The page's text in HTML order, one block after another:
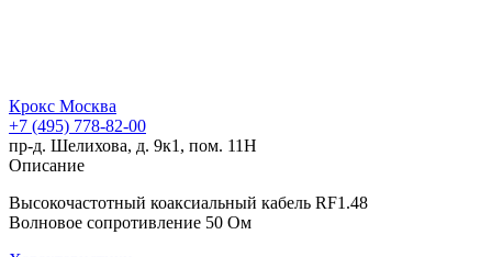
Крокс Москва
+7 (495) 778-82-00
пр-д. Шелихова, д. 9к1, пом. 11Н
Описание
Высокочастотный коаксиальный кабель RF1.48
Волновое сопротивление 50 Ом